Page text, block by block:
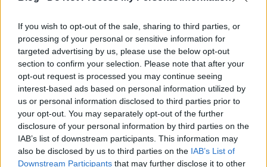
If you wish to opt-out of the sale, sharing to third parties, or
processing of your personal or sensitive information for
targeted advertising by us, please use the below opt-out
section to confirm your selection. Please note that after your
opt-out request is processed you may continue seeing
interest-based ads based on personal information utilized by
us or personal information disclosed to third parties prior to
your opt-out. You may separately opt-out of the further
disclosure of your personal information by third parties on the
IAB’s list of downstream participants. This information may
also be disclosed by us to third parties on the IAB’s List of
Downstream Participants that may further disclose it to other